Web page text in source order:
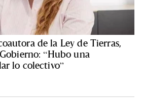
de la Ley de Tierras,
“Hubo una
lo colectivo”